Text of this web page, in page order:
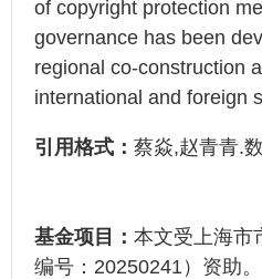
of copyright protection
governance has been
regional co-construction
international and foreign
引用格式： 蔡焱,赵青青.
基金项目： 本文受上海市
编号：20250241）资助。